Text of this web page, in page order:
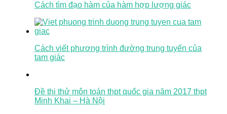
Cách tìm đạo hàm của hàm hợp lượng giác
Cách viết phương trình đường trung tuyến của
tam giác
Đề thi thử môn toán thpt quốc gia năm 2017 thpt
Minh Khai – Hà Nội